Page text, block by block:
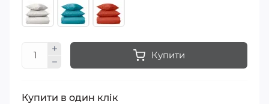
Купити
Купити в один клік